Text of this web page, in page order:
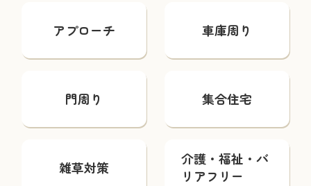
アプローチ 車庫周り
門周り 集合住宅
雑草対策
介護・福祉・バ
リアフリー